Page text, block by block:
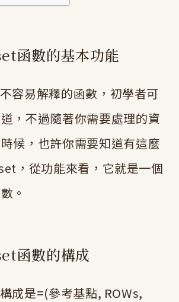
函數的基本功能
容易解釋的函數，初學者可
，不過隨著你需要處理的資
候，也許你需要知道有這麼
，從功能來看，它就是一個
。
函數的構成
成是=(參考基點, ROWs,